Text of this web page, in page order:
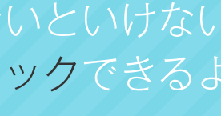
といけな
クできる